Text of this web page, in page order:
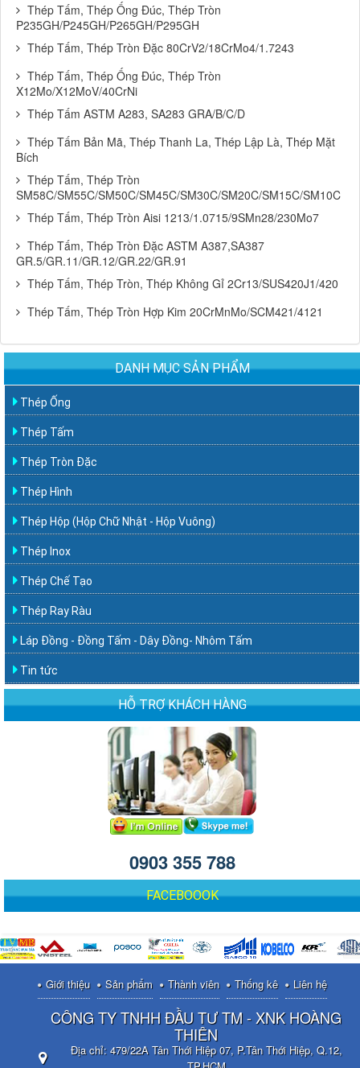
Thép Tấm, Thép Ống Đúc, Thép Tròn
P235GH/P245GH/P265GH/P295GH
Thép Tấm, Thép Tròn Đặc 80CrV2/18CrMo4/1.7243
Thép Tấm, Thép Ống Đúc, Thép Tròn
X12Mo/X12MoV/40CrNi
Thép Tấm ASTM A283, SA283 GRA/B/C/D
Thép Tấm Bản Mã, Thép Thanh La, Thép Lập Là, Thép Mặt
Bích
Thép Tấm, Thép Tròn
SM58C/SM55C/SM50C/SM45C/SM30C/SM20C/SM15C/SM10C
Thép Tấm, Thép Tròn Aisi 1213/1.0715/9SMn28/230Mo7
Thép Tấm, Thép Tròn Đặc ASTM A387,SA387
GR.5/GR.11/GR.12/GR.22/GR.91
Thép Tấm, Thép Tròn, Thép Không Gỉ 2Cr13/SUS420J1/420
Thép Tấm, Thép Tròn Hợp Kim 20CrMnMo/SCM421/4121
DANH MỤC SẢN PHẨM
Thép Ống
Thép Tấm
Thép Tròn Đặc
Thép Hình
Thép Hộp (Hộp Chữ Nhật - Hộp Vuông)
Thép Inox
Thép Chế Tạo
Thép Ray Ràu
Láp Đồng - Đồng Tấm - Dây Đồng- Nhôm Tấm
Tin tức
HỖ TRỢ KHÁCH HÀNG
0903 355 788
FACEBOOOK
Giới thiệu Sản phẩm Thành viên Thống kê Liên hệ
CÔNG TY TNHH ĐẦU TƯ TM - XNK HOÀNG
THIÊN
Địa chỉ: 479/22A Tân Thới Hiệp 07, P.Tân Thới Hiệp, Q.12,